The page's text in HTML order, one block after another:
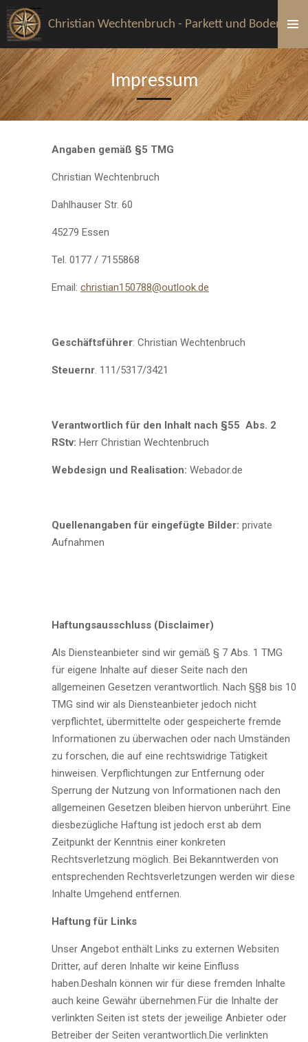
Zum
Hauptinhalt
springen
Christian Wechtenbruch - Parkett und Bodenleger
Impressum
Angaben gemäß §5 TMG
Christian Wechtenbruch
Dahlhauser Str. 60
45279 Essen
Tel. 0177 / 7155868
Email: christian150788@outlook.de
Geschäftsführer: Christian Wechtenbruch
Steuernr. 111/5317/3421
Verantwortlich für den Inhalt nach §55 Abs. 2
RStv: Herr Christian Wechtenbruch
Webdesign und Realisation: Webador.de
Quellenangaben für eingefügte Bilder: private
Aufnahmen
Haftungsausschluss (Disclaimer)
Als Diensteanbieter sind wir gemäß § 7 Abs. 1 TMG
für eigene Inhalte auf dieser Seite nach den
allgemeinen Gesetzen verantwortlich. Nach §§8 bis 10
TMG sind wir als Diensteanbieter jedoch nicht
verpflichtet, übermittelte oder gespeicherte fremde
Informationen zu überwachen oder nach Umständen
zu forschen, die auf eine rechtswidrige Tätigkeit
hinweisen. Verpflichtungen zur Entfernung oder
Sperrung der Nutzung von Informationen nach den
allgemeinen Gesetzen bleiben hiervon unberührt. Eine
diesbezügliche Haftung ist jedoch erst ab dem
Zeitpunkt der Kenntnis einer konkreten
Rechtsverletzung möglich. Bei Bekanntwerden von
entsprechenden Rechtsverletzungen werden wir diese
Inhalte Umgehend entfernen.
Haftung für Links
Unser Angebot enthält Links zu externen Websiten
Dritter, auf deren Inhalte wir keine Einfluss
haben.Deshaln können wir für diese fremden Inhalte
auch keine Gewähr übernehmen.Für die Inhalte der
verlinkten Seiten ist stets der jeweilige Anbieter oder
Betreiber der Seiten verantwortlich.Die verlinkten